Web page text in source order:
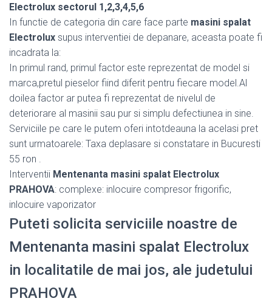
Electrolux sectorul 1,2,3,4,5,6
In functie de categoria din care face parte masini spalat
Electrolux supus interventiei de depanare, aceasta poate fi
incadrata la:
In primul rand, primul factor este reprezentat de model si
marca,pretul pieselor fiind diferit pentru fiecare model.Al
doilea factor ar putea fi reprezentat de nivelul de
deteriorare al masinii sau pur si simplu defectiunea in sine.
Serviciile pe care le putem oferi intotdeauna la acelasi pret
sunt urmatoarele: Taxa deplasare si constatare in Bucuresti
55 ron .
Interventii Mentenanta masini spalat Electrolux
PRAHOVA: complexe: inlocuire compresor frigorific,
inlocuire vaporizator
Puteti solicita serviciile noastre de
Mentenanta masini spalat Electrolux
in localitatile de mai jos, ale judetului
PRAHOVA